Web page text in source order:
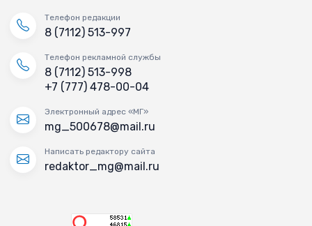
Телефон редакции
8 (7112) 513-997
Телефон рекламной службы
8 (7112) 513-998
+7 (777) 478-00-04
Электронный адрес «МГ»
mg_500678@mail.ru
Написать редактору сайта
redaktor_mg@mail.ru